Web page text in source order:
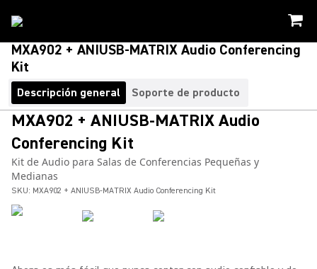
MXA902 + ANIUSB-MATRIX Audio Conferencing
Kit
Descripción general Soporte de producto
MXA902 + ANIUSB-MATRIX Audio
Conferencing Kit
Kit de Audio para Salas de Conferencias Pequeñas y
Medianas
SKU: MXA902 + ANIUSB-MATRIX Audio Conferencing Kit